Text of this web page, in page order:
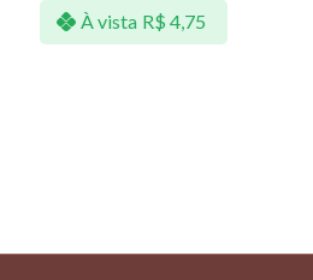
À vista R$ 4,75